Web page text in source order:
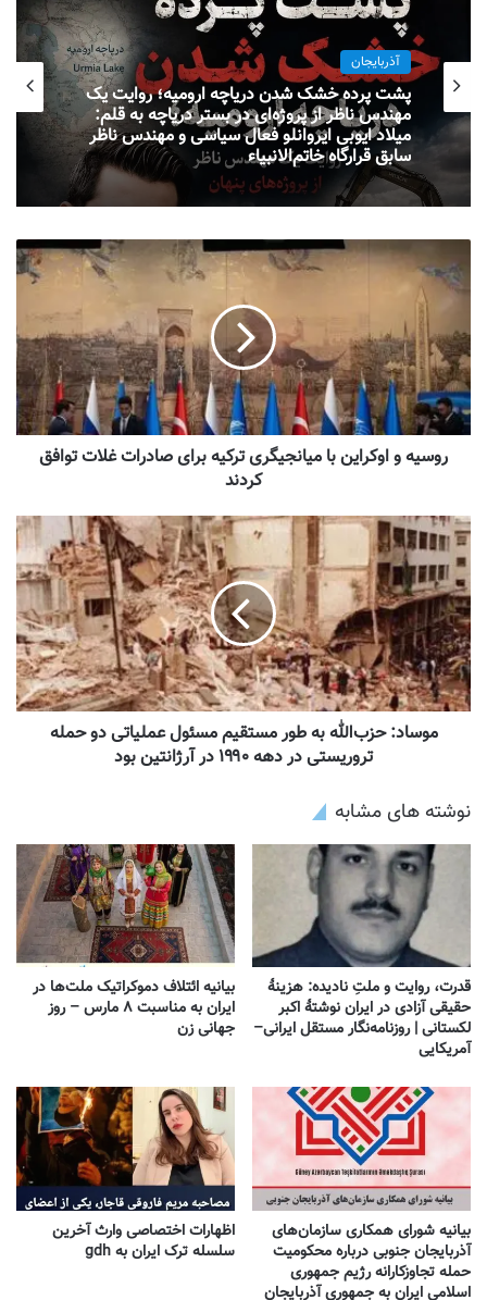
آذربایجان
پشت پرده خشک شدن دریاچه ارومیه؛ روایت یک
مهندس ناظر از پروژه‌ای در بستر دریاچه به قلم:
میلاد ایوبی ایروانلو فعال سیاسی و مهندس ناظر
سابق قرارگاه خاتم‌الانبیاء
روسیه و اوکراین با میانجیگری ترکیه برای صادرات غلات توافق
کردند
موساد: حزب‌الله به طور مستقیم مسئول عملیاتی دو حمله
تروریستی در دهه ۱۹۹۰ در آرژانتین بود
نوشته های مشابه
قدرت، روایت و ملتِ نادیده: هزینهٔ
حقیقی آزادی در ایران نوشتهٔ اکبر
لکستانی | روزنامه‌نگار مستقل ایرانی–
آمریکایی
بیانیه ائتلاف دموکراتیک ملت‌ها در
ایران به مناسبت ۸ مارس – روز
جهانی زن
بیانیه شورای همکاری سازمان‌های
آذربایجان جنوبی درباره محکومیت
حمله تجاوزکارانه رژیم جمهوری
اسلامی ایران به جمهوری آذربایجان
اظهارات اختصاصی وارث آخرین
سلسله ترک ایران به gdh